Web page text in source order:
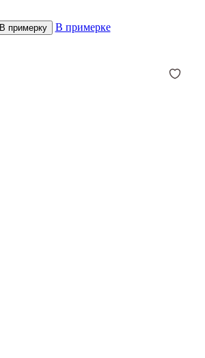
В примерку В примерке